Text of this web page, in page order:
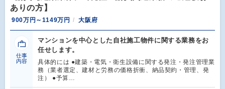
ありの方】
900万円～1149万円 大阪府
仕事
内容
マンションを中心とした自社施工物件に関する業務をお
任せします。
具体的には ●建築・電気・衛生設備に関する発注・発注管理業
務（業者選定、建材と労務の価格折衝、納品契約・管理、発
注） ●予算…